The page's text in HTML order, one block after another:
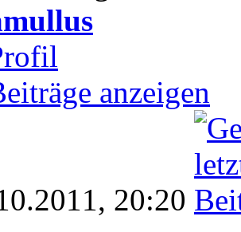
anzeigen
20:20